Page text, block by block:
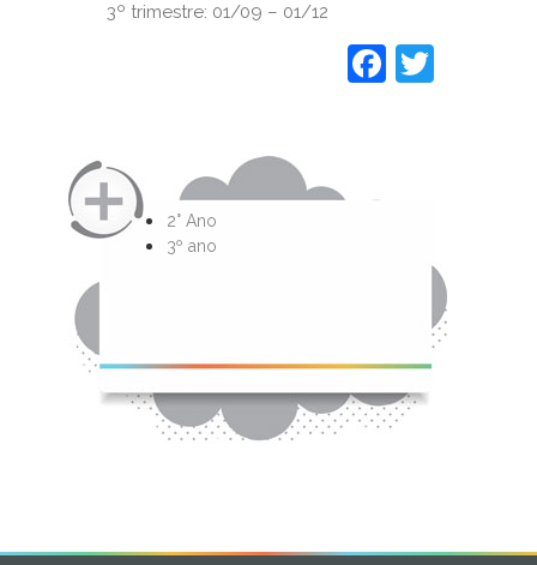
3º trimestre: 01/09 – 01/12
2° Ano
3º ano